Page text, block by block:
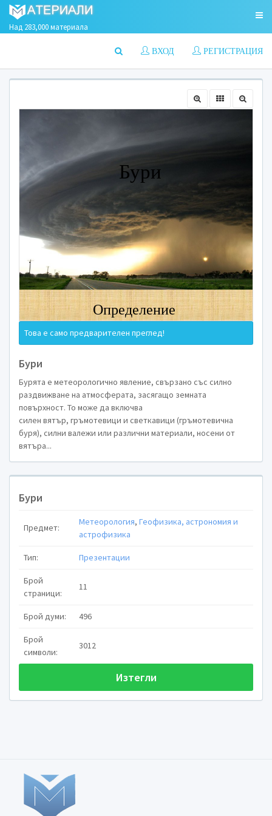
Над 283,000 материала
РЕГИСТРАЦИЯ
ВХОД
Бурята
свързано със
Това е само предварителен преглед!
Бури
Бурята е метеорологично явление, свързано със силно
раздвижване на атмосферата, засягащо земната
повърхност. То може да включва
силен вятър, гръмотевици и светкавици (гръмотевична
буря), силни валежи или различни материали, носени от
вятъра...
Бури
Предмет:
Метеорология, Геофизика, астрономия и
астрофизика
Тип: Презентации
Брой
страници:
11
Брой думи: 496
Брой
символи:
3012
Изтегли